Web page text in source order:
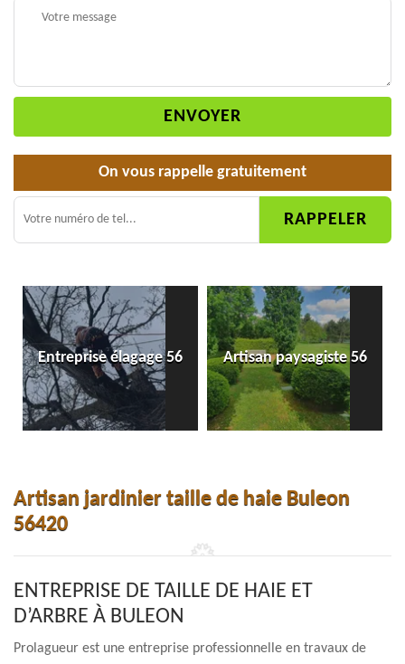
On vous rappelle gratuitement
Entreprise élagage 56 Artisan paysagiste 56
Artisan jardinier taille de haie Buleon
56420
ENTREPRISE DE TAILLE DE HAIE ET
D’ARBRE À BULEON
Prolagueur est une entreprise professionnelle en travaux de